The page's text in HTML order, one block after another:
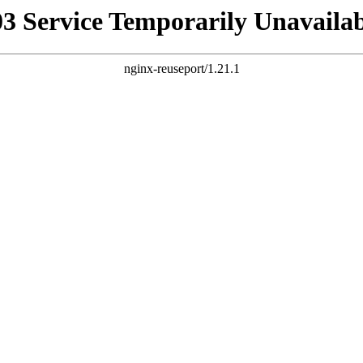
Service Temporarily
nginx-reuseport/1.21.1